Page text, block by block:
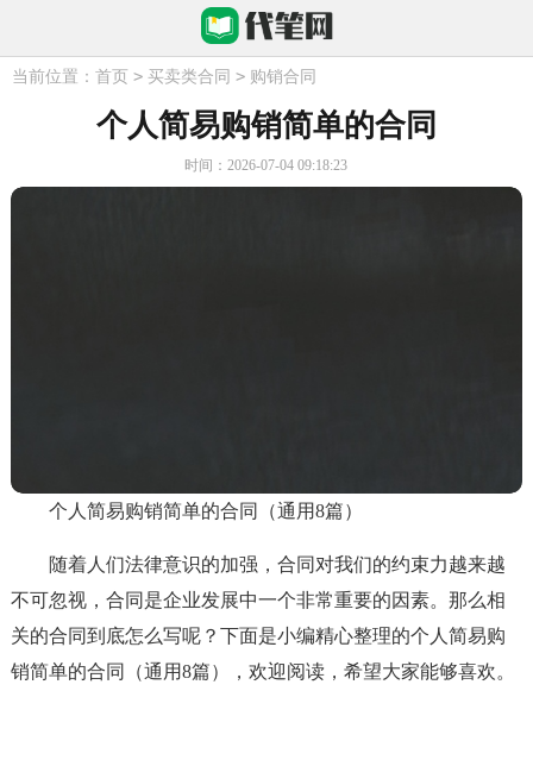
当前位置： 首页 > 买卖类合同 > 购销合同
个人简易购销简单的合同
时间：2026-07-04 09:18:23
个人简易购销简单的合同（通用8篇）
随着人们法律意识的加强，合同对我们的约束力越来越
不可忽视，合同是企业发展中一个非常重要的因素。那么相
关的合同到底怎么写呢？下面是小编精心整理的个人简易购
销简单的合同（通用8篇），欢迎阅读，希望大家能够喜欢。